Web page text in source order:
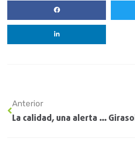
Anterior
La calidad, una alerta para la próxima siembra de soja: “No va alcanzar con comprar semilla fiscalizada”